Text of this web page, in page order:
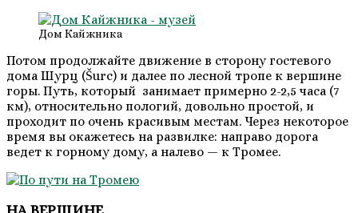
Дом Кайжника
Потом продолжайте движение в сторону гостевого
дома Шурц (Šurc) и далее по лесной тропе к вершине
горы. Путь, который занимает примерно 2-2,5 часа (7
км), относительно пологий, довольно простой, и
проходит по очень красивым местам. Через некоторое
время вы окажетесь на развилке: направо дорога
ведет к горному дому, а налево — к Тромее.